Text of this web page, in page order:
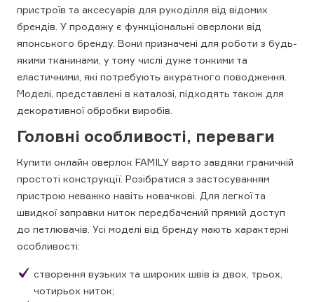
пристроїв та аксесуарів для рукоділля від відомих
брендів. У продажу є функціональні оверлоки від
японського бренду. Вони призначені для роботи з будь-
якими тканинами, у тому числі дуже тонкими та
еластичними, які потребують акуратного поводження.
Моделі, представлені в каталозі, підходять також для
декоративної обробки виробів.
Головні особливості, переваги
Купити онлайн оверлок FAMILY варто завдяки граничній
простоті конструкції. Розібратися з застосуванням
пристрою неважко навіть новачкові. Для легкої та
швидкої заправки ниток передбачений прямий доступ
до петлювачів. Усі моделі від бренду мають характерні
особливості:
створення вузьких та широких швів із двох, трьох,
чотирьох ниток;